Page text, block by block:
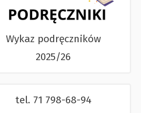
Wykaz podręczników
2025/26
tel. 71 798-68-94